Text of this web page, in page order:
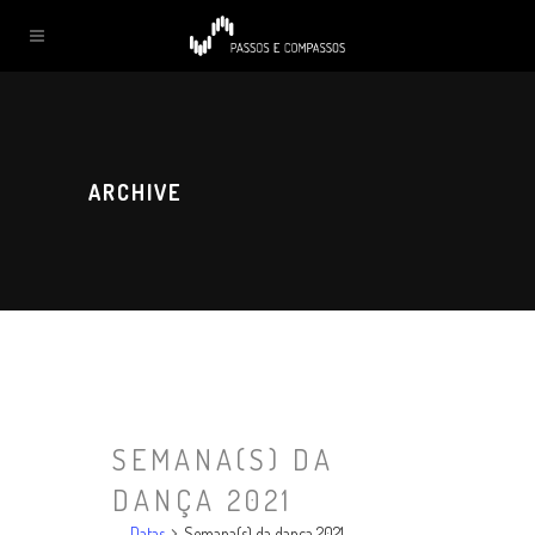
ARCHIVE
SEMANA(S) DA
DANÇA 2021